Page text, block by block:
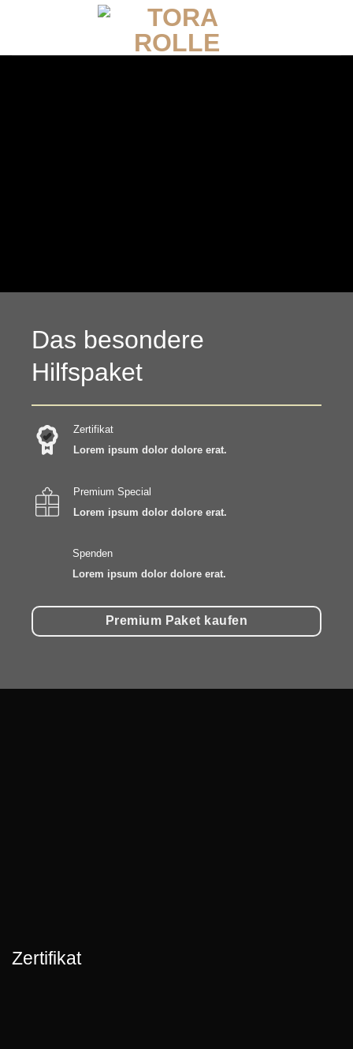
Das besondere
Hilfspaket
Zertifikat
Lorem ipsum dolor dolore erat.
Premium Special
Lorem ipsum dolor dolore erat.
Spenden
Lorem ipsum dolor dolore erat.
Premium Paket kaufen
Zertifikat